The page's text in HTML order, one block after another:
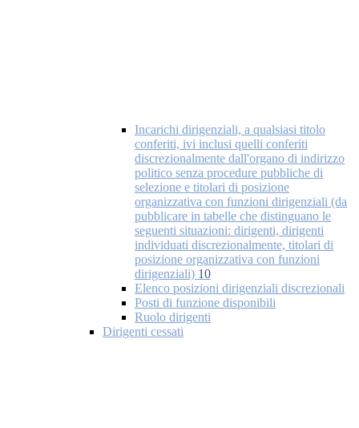
Incarichi dirigenziali, a qualsiasi titolo
conferiti, ivi inclusi quelli conferiti
discrezionalmente dall'organo di indirizzo
politico senza procedure pubbliche di
selezione e titolari di posizione
organizzativa con funzioni dirigenziali (da
pubblicare in tabelle che distinguano le
seguenti situazioni: dirigenti, dirigenti
individuati discrezionalmente, titolari di
posizione organizzativa con funzioni
dirigenziali) 10
Elenco posizioni dirigenziali discrezionali
Posti di funzione disponibili
Ruolo dirigenti
Dirigenti cessati